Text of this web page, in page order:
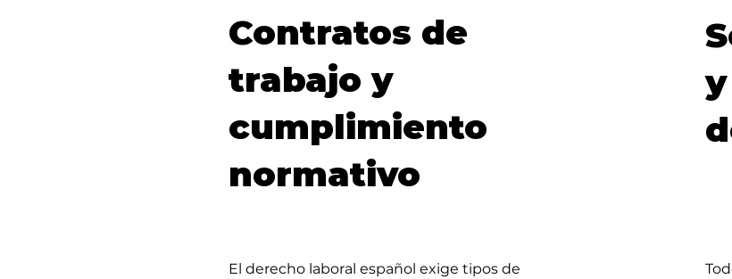
Contratos de
trabajo y
cumplimiento
normativo
El derecho laboral español exige tipos de